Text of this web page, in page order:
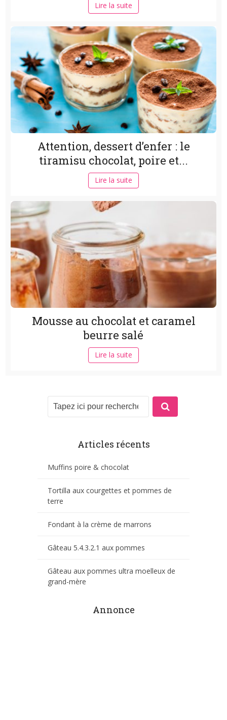
Lire la suite
Attention, dessert d’enfer : le
tiramisu chocolat, poire et...
Lire la suite
Mousse au chocolat et caramel
beurre salé
Lire la suite
Articles récents
Muffins poire & chocolat
Tortilla aux courgettes et pommes de
terre
Fondant à la crème de marrons
Gâteau 5.4.3.2.1 aux pommes
Gâteau aux pommes ultra moelleux de
grand-mère
Annonce